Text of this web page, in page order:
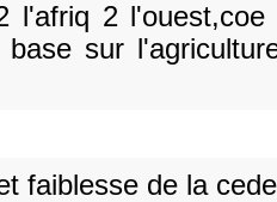
l'afriq 2
base sur
faiblesse de la